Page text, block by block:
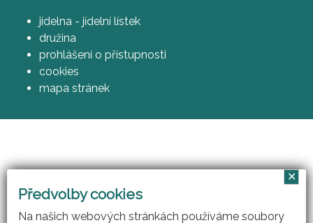
jídelna - jídelní lístek
družina
prohlášení o přístupnosti
cookies
mapa stránek
(CZ.1.07/1.3.00/51.0007)
Předvolby cookies
Na našich webových stránkách používáme soubory
✕